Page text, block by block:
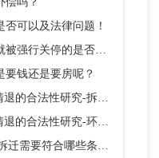
可以及法律问题！
煤矿采矿许可证还没有到期，就被强行关停的是否应该给予补偿呢？
要钱还是要房呢？
拆迁100问-集体土地企业拆迁清退的合法性研究-拆除违法建设
拆迁100问-集体土地企业拆迁清退的合法性研究-环保拆迁关停
[企业拆迁法律讲堂第1期]企业拆迁需要符合哪些条件？